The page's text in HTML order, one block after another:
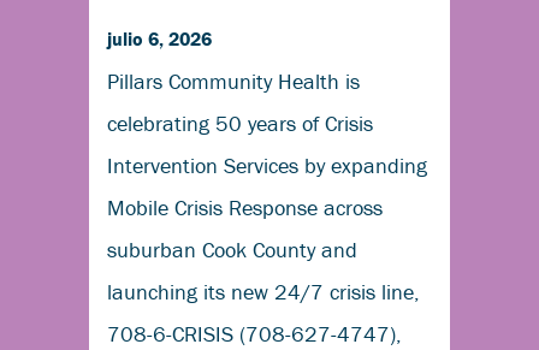
julio 6, 2026
Pillars Community Health is
celebrating 50 years of Crisis
Intervention Services by expanding
Mobile Crisis Response across
suburban Cook County and
launching its new 24/7 crisis line,
708-6-CRISIS (708-627-4747),